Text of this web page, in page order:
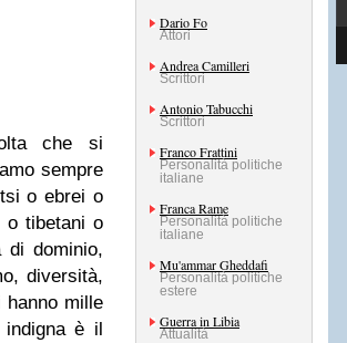
che si
sempre
o ebrei o
o tibetani o
di dominio,
diversità,
hanno mille
indigna è il
Dario Fo
Attori
Andrea Camilleri
Scrittori
Antonio Tabucchi
Scrittori
Franco Frattini
Personalità politiche
italiane
Franca Rame
Personalità politiche
italiane
Mu'ammar Gheddafi
Personalità politiche
estere
Guerra in Libia
Attualità